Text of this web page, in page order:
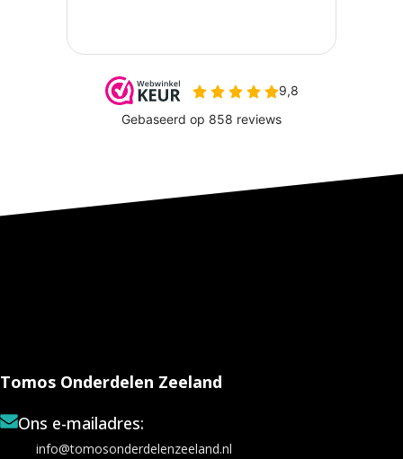
Tomos Onderdelen Zeeland
Ons e-mailadres:
info@tomosonderdelenzeeland.nl